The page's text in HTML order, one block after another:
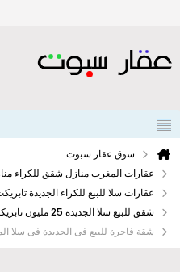
سوق عقار سبوت
عقارات المغرب منازل شقق للكراء
عقارات سلا للبيع للكراء الجديدة
شقق للبيع سلا الجديدة 25 مليون تابريكت حي السلام كريمة
شقة فاخرة للبيع فى الجديدة فى سلا